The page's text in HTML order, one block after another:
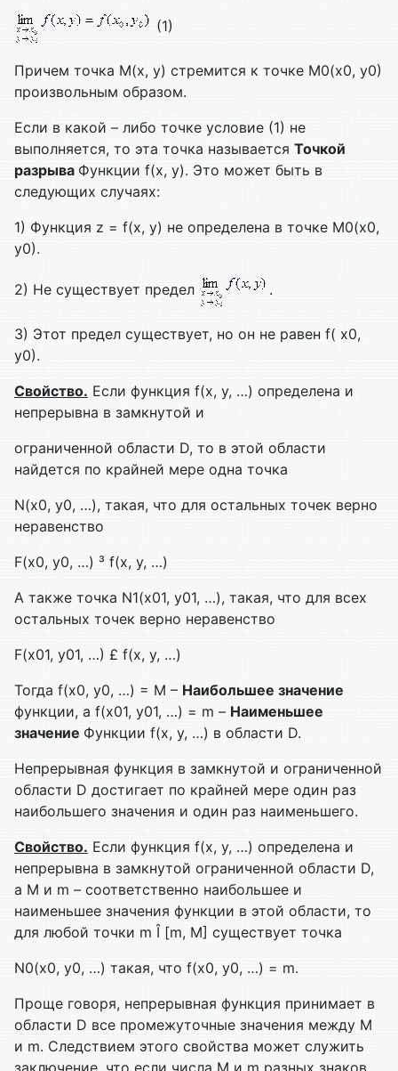
(1)
Причем точка М(х, у) стремится к точке М0(х0, у0)
произвольным образом.
Если в какой – либо точке условие (1) не
выполняется, то эта точка называется Точкой
разрыва Функции f(x, y). Это может быть в
следующих случаях:
1) Функция z = f(x, y) не определена в точке М0(х0,
у0).
2) Не существует предел .
3) Этот предел существует, но он не равен f( x0,
y0).
Свойство. Если функция f(x, y, …) определена и
непрерывна в замкнутой и
ограниченной области D, то в этой области
найдется по крайней мере одна точка
N(x0, y0, …), такая, что для остальных точек верно
неравенство
F(x0, y0, …) ³ f(x, y, …)
А также точка N1(x01, y01, …), такая, что для всех
остальных точек верно неравенство
F(x01, y01, …) £ f(x, y, …)
Тогда f(x0, y0, …) = M – Наибольшее значение
функции, а f(x01, y01, …) = m – Наименьшее
значение Функции f(x, y, …) в области D.
Непрерывная функция в замкнутой и ограниченной
области D достигает по крайней мере один раз
наибольшего значения и один раз наименьшего.
Свойство. Если функция f(x, y, …) определена и
непрерывна в замкнутой ограниченной области D,
а M и m – соответственно наибольшее и
наименьшее значения функции в этой области, то
для любой точки m Î [m, M] существует точка
N0(x0, y0, …) такая, что f(x0, y0, …) = m.
Проще говоря, непрерывная функция принимает в
области D все промежуточные значения между M
и m. Следствием этого свойства может служить
заключение, что если числа M и m разных знаков,